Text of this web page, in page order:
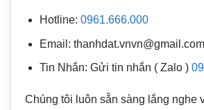
Hotline: 0961.666.000
Email: thanhdat.vnvn@gmail.com
Tin Nhắn: Gửi tin nhắn ( Zalo )
Chúng tôi luôn sẵn sàng lắng nghe